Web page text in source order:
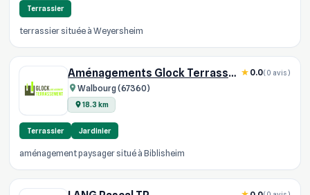
Terrassier
terrassier située à Weyersheim
Aménagements Glock Terrassement
Walbourg (67360)
18.3 km
0.0(0 avis)
Terrassier Jardinier
aménagement paysager situé à Biblisheim